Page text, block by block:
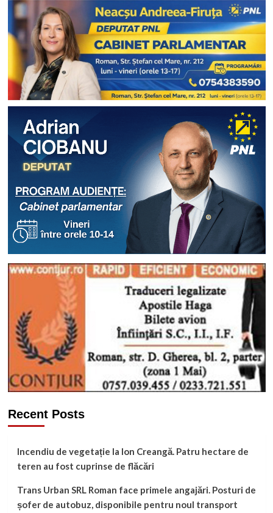
Recent Posts
Incendiu de vegetație la Ion Creangă. Patru hectare de
teren au fost cuprinse de flăcări
Trans Urban SRL Roman face primele angajări. Posturi de
șofer de autobuz, disponibile pentru noul transport